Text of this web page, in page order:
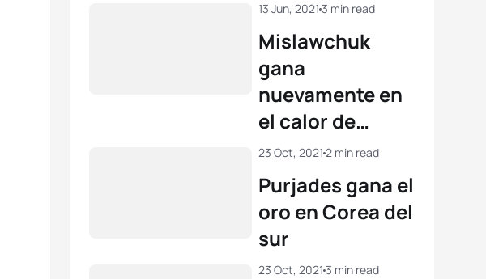
Mislawchuk
gana
nuevamente en
el calor de
Huatulco
13 Jun, 2021 3 min read
Purjades gana el
oro en Corea del
sur
23 Oct, 2021 2 min read
23 Oct, 2021 3 min read